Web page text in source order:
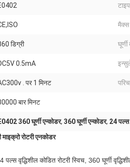
डिग्री
0.5mA
. पर 1 मिनट
बार मिनट
360 घूर्णी एन्कोडर, 360 घूर्णी एन्कोडर, 24 पल्स
माइक्रो रोटरी एनकोडर
वृद्धिशील कोडित रोटरी स्विच, 360 घूर्णी